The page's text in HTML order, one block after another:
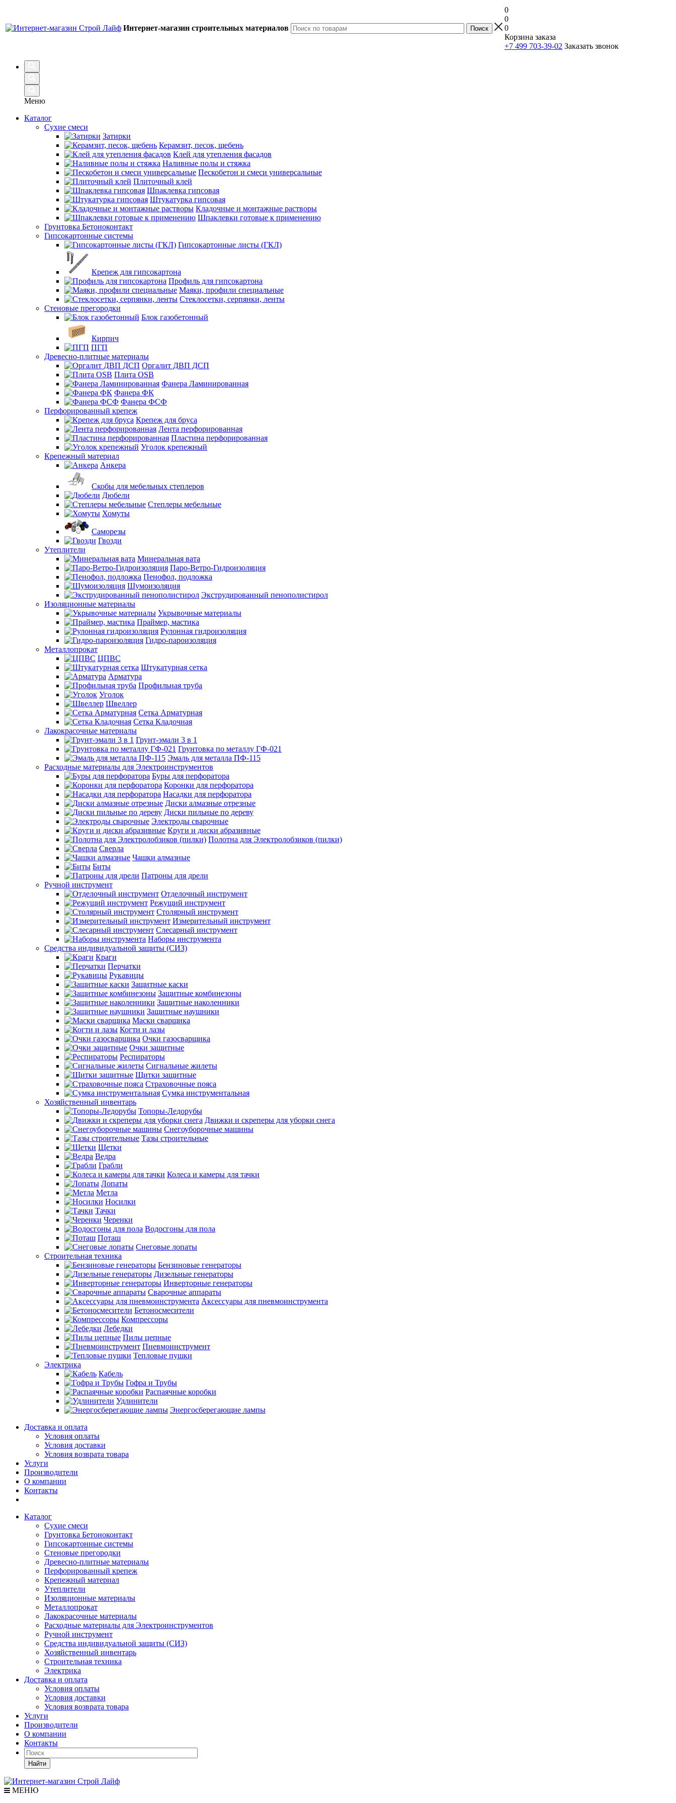
Интернет-магазин строительных материалов
0
0
0
Корзина заказа
+7 499 703-39-02 Заказать звонок
Меню
Каталог
Сухие смеси
Затирки
Керамзит, песок, щебень
Клей для утепления фасадов
Наливные полы и стяжка
Пескобетон и смеси универсальные
Плиточный клей
Шпаклевка гипсовая
Штукатурка гипсовая
Кладочные и монтажные растворы
Шпаклевки готовые к применению
Грунтовка Бетоноконтакт
Гипсокартонные системы
Гипсокартонные листы (ГКЛ)
Крепеж для гипсокартона
Профиль для гипсокартона
Маяки, профили специальные
Стеклосетки, серпянки, ленты
Стеновые прегородки
Блок газобетонный
Кирпич
ПГП
Древесно-плитные материалы
Оргалит ДВП ДСП
Плита OSB
Фанера Ламинированная
Фанера ФК
Фанера ФСФ
Перфорированный крепеж
Крепеж для бруса
Лента перфорированная
Пластина перфорированная
Уголок крепежный
Крепежный материал
Анкера
Скобы для мебельных степлеров
Дюбели
Степлеры мебельные
Хомуты
Саморезы
Гвозди
Утеплители
Минеральная вата
Паро-Ветро-Гидроизоляция
Пенофол, подложка
Шумоизоляция
Экструдированный пенополистирол
Изоляционные материалы
Укрывочные материалы
Праймер, мастика
Рулонная гидроизоляция
Гидро-пароизоляция
Металлопрокат
ЦПВС
Штукатурная сетка
Арматура
Профильная труба
Уголок
Швеллер
Сетка Арматурная
Сетка Кладочная
Лакокрасочные материалы
Грунт-эмали 3 в 1
Грунтовка по металлу ГФ-021
Эмаль для металла ПФ-115
Расходные материалы для Электроинструментов
Буры для перфоратора
Коронки для перфоратора
Насадки для перфоратора
Диски алмазные отрезные
Диски пильные по дереву
Электроды сварочные
Круги и диски абразивные
Полотна для Электролобзиков (пилки)
Сверла
Чашки алмазные
Биты
Патроны для дрели
Ручной инструмент
Отделочный инструмент
Режущий инструмент
Столярный инструмент
Измерительный инструмент
Слесарный инструмент
Наборы инструмента
Средства индивидуальной защиты (СИЗ)
Краги
Перчатки
Рукавицы
Защитные каски
Защитные комбинезоны
Защитные наколенники
Защитные наушники
Маски сварщика
Когти и лазы
Очки газосварщика
Очки защитные
Респираторы
Сигнальные жилеты
Щитки защитные
Страховочные пояса
Сумка инструментальная
Хозяйственный инвентарь
Топоры-Ледорубы
Движки и скреперы для уборки снега
Снегоуборочные машины
Тазы строительные
Щетки
Ведра
Грабли
Колеса и камеры для тачки
Лопаты
Метла
Носилки
Тачки
Черенки
Водосгоны для пола
Поташ
Снеговые лопаты
Строительная техника
Бензиновые генераторы
Дизельные генераторы
Инверторные генераторы
Сварочные аппараты
Аксессуары для пневмоинструмента
Бетоносмесители
Компрессоры
Лебедки
Пилы цепные
Пневмоинструмент
Тепловые пушки
Электрика
Кабель
Гофра и Трубы
Распаячные коробки
Удлинители
Энергосберегающие лампы
Доставка и оплата
Условия оплаты
Условия доставки
Условия возврата товара
Услуги
Производители
О компании
Контакты
Каталог
Сухие смеси
Грунтовка Бетоноконтакт
Гипсокартонные системы
Стеновые прегородки
Древесно-плитные материалы
Перфорированный крепеж
Крепежный материал
Утеплители
Изоляционные материалы
Металлопрокат
Лакокрасочные материалы
Расходные материалы для Электроинструментов
Ручной инструмент
Средства индивидуальной защиты (СИЗ)
Хозяйственный инвентарь
Строительная техника
Электрика
Доставка и оплата
Условия оплаты
Условия доставки
Условия возврата товара
Услуги
Производители
О компании
Контакты
Найти
МЕНЮ